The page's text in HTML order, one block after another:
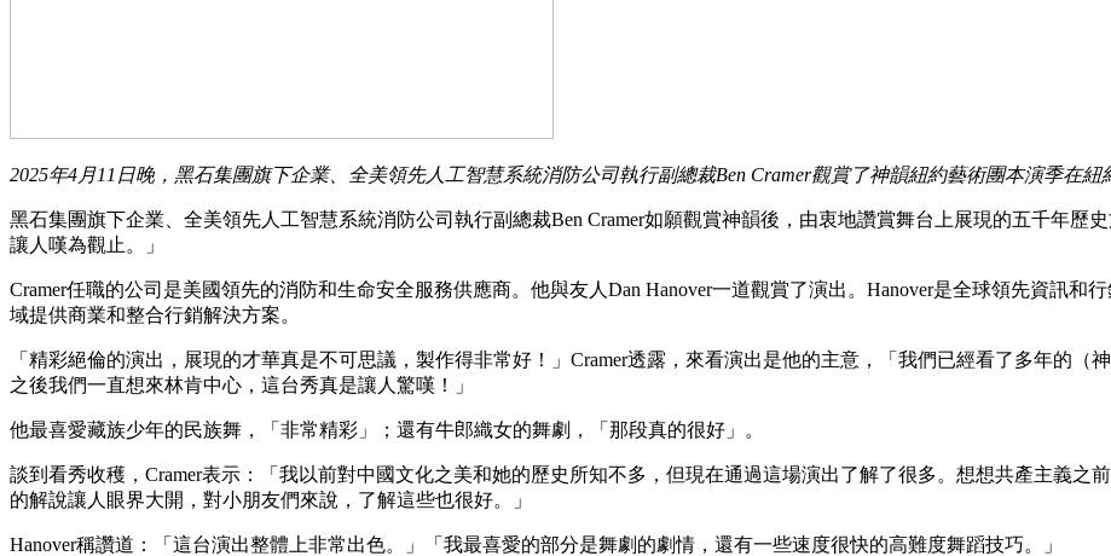
2025年4月11日晚，黑石集團旗下企業、全美領先人工智慧系統消防公司執行副總裁Ben Cramer觀賞了神韻紐約藝術團本演季在紐
黑石集團旗下企業、全美領先人工智慧系統消防公司執行副總裁Ben Cramer如願觀賞神韻後，由衷地讚賞舞台上展現的五千年歷
讓人嘆為觀止。」
Cramer任職的公司是美國領先的消防和生命安全服務供應商。他與友人Dan Hanover一道觀賞了演出。Hanover是全球領先資訊
域提供商業和整合行銷解決方案。
「精彩絕倫的演出，展現的才華真是不可思議，製作得非常好！」Cramer透露，來看演出是他的主意，「我們已經看了多年的（
之後我們一直想來林肯中心，這台秀真是讓人驚嘆！」
他最喜愛藏族少年的民族舞，「非常精彩」；還有牛郎織女的舞劇，「那段真的很好」。
談到看秀收穫，Cramer表示：「我以前對中國文化之美和她的歷史所知不多，但現在通過這場演出了解了很多。想想共產主義之
的解說讓人眼界大開，對小朋友們來說，了解這些也很好。」
Hanover稱讚道：「這台演出整體上非常出色。」「我最喜愛的部分是舞劇的劇情，還有一些速度很快的高難度舞蹈技巧。」